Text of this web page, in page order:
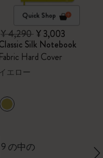
Quick Shop
¥ 4,290¥ 3,003
Silk Notebook
Fabric Hard Cover
イエロー
9 の中の